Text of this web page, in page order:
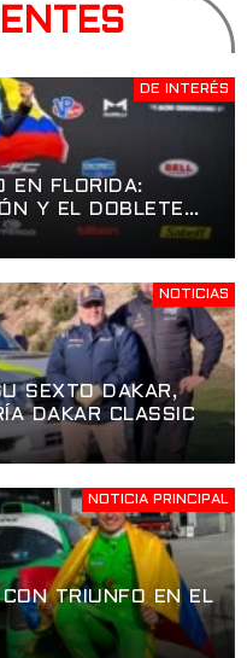
DE INTERÉS
EN FLORIDA:
Y EL DOBLETE
DE LA USF2000
NOTICIAS
SEXTO DAKAR,
DAKAR CLASSIC
NOTICIA PRINCIPAL
TRIUNFO EN EL